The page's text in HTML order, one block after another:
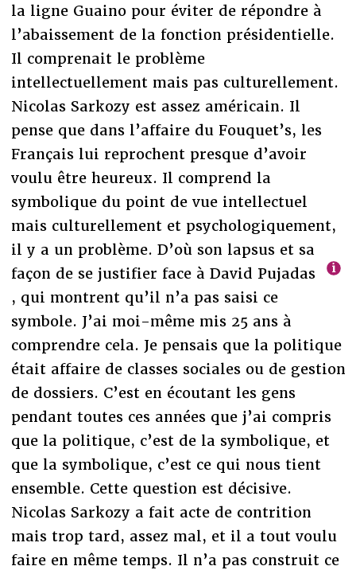
la ligne Guaino pour éviter de répondre à
l’abaissement de la fonction présidentielle.
Il comprenait le problème
intellectuellement mais pas culturellement.
Nicolas Sarkozy est assez américain. Il
pense que dans l’affaire du Fouquet’s, les
Français lui reprochent presque d’avoir
voulu être heureux. Il comprend la
symbolique du point de vue intellectuel
mais culturellement et psychologiquement,
il y a un problème. D’où son lapsus et sa
façon de se justifier face à David Pujadas
, qui montrent qu’il n’a pas saisi ce
symbole. J’ai moi-même mis 25 ans à
comprendre cela. Je pensais que la politique
était affaire de classes sociales ou de gestion
de dossiers. C’est en écoutant les gens
pendant toutes ces années que j’ai compris
que la politique, c’est de la symbolique, et
que la symbolique, c’est ce qui nous tient
ensemble. Cette question est décisive.
Nicolas Sarkozy a fait acte de contrition
mais trop tard, assez mal, et il a tout voulu
faire en même temps. Il n’a pas construit ce